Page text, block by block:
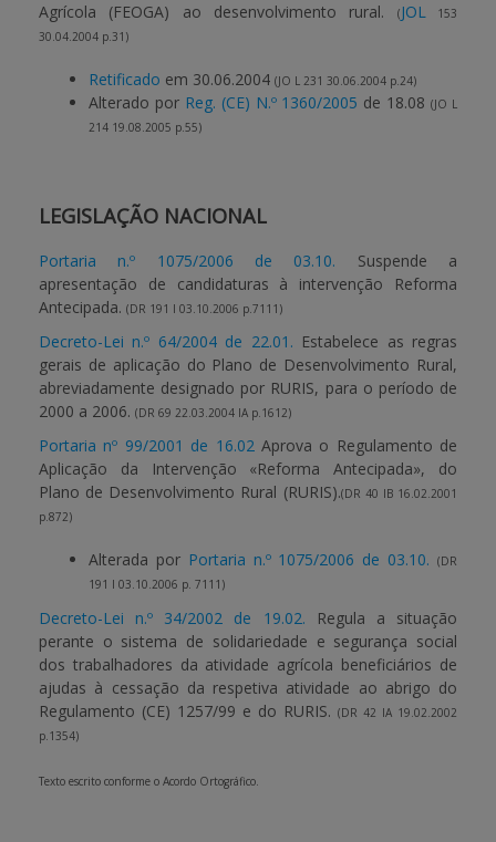
Agrícola (FEOGA) ao desenvolvimento rural.
( JOL153
30.04.2004 p.31)
Retificado em 30.06.2004 (JO L 231 30.06.2004 p.24)
Alterado por Reg. (CE) N.º 1360/2005 de 18.08(JO L
214 19.08.2005 p.55)
LEGISLAÇÃO NACIONAL
Portaria n.º 1075/2006 de 03.10. Suspende a
apresentação de candidaturas à intervenção Reforma
Antecipada. (DR 191 I 03.10.2006 p.7111)
Decreto-Lei n.º 64/2004 de 22.01. Estabelece as regras
gerais de aplicação do Plano de Desenvolvimento Rural,
abreviadamente designado por RURIS, para o período de
2000 a 2006. (DR 69 22.03.2004 IA p.1612)
Portaria nº 99/2001 de 16.02Aprova o Regulamento de
Aplicação da Intervenção «Reforma Antecipada», do
Plano de Desenvolvimento Rural (RURIS).(DR 40 IB 16.02.2001
p.872)
Alterada por Portaria n.º 1075/2006 de 03.10. (DR
191 I 03.10.2006 p. 7111)
Decreto-Lei n.º 34/2002 de 19.02. Regula a situação
perante o sistema de solidariedade e segurança social
dos trabalhadores da atividade agrícola beneficiários de
ajudas à cessação da respetiva atividade ao abrigo do
Regulamento (CE) 1257/99 e do RURIS. (DR 42 IA 19.02.2002
p.1354)
Texto escrito conforme o Acordo Ortográfico.